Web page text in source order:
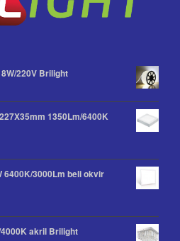
220V Brilight
1350Lm/6400K
6400K/3000Lm beli okvir
akril Brilight